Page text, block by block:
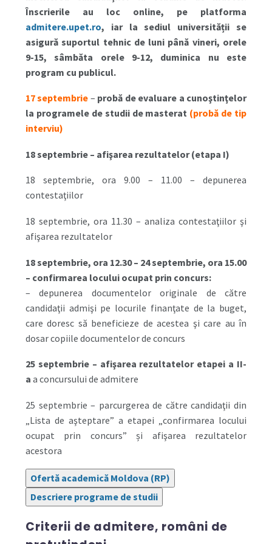
Înscrierile au loc online, pe platforma
admitere.upet.ro, iar la sediul universității se
asigură suportul tehnic de luni până vineri, orele
9-15, sâmbăta orele 9-12, duminica nu este
program cu publicul.
17 septembrie – probă de evaluare a cunoştinţelor
la programele de studii de masterat (probă de tip
interviu)
18 septembrie – afişarea rezultatelor (etapa I)
18 septembrie, ora 9.00 – 11.00 – depunerea
contestaţiilor
18 septembrie, ora 11.30 – analiza contestaţiilor şi
afişarea rezultatelor
18 septembrie, ora 12.30 – 24 septembrie, ora 15.00
– confirmarea locului ocupat prin concurs:
– depunerea documentelor originale de către
candidaţii admişi pe locurile finanţate de la buget,
care doresc să beneficieze de acestea şi care au în
dosar copiile documentelor de concurs
25 septembrie – afişarea rezultatelor etapei a II-
a a concursului de admitere
25 septembrie – parcurgerea de către candidaţii din
„Lista de aşteptare” a etapei „confirmarea locului
ocupat prin concurs” și afişarea rezultatelor
acestora
Ofertă academică Moldova (RP)
Descriere programe de studii
Criterii de admitere, români de